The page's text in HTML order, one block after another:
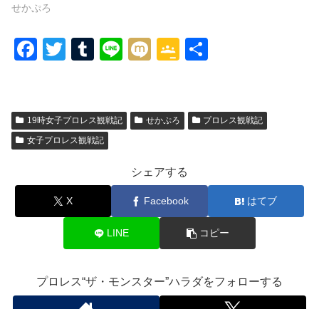
せかぷろ
F
e
b
o
T
er
T
bl
r
Li
M
G
gl
Cl
a
ss
ro
o
m
19時女子プロレス観戦記 せかぷろ
プロレス観戦記
女子プロレス観戦記
シェアする
X Facebook はてブ
LINE コピー
プロレス“ザ・モンスター”ハラダをフォローする